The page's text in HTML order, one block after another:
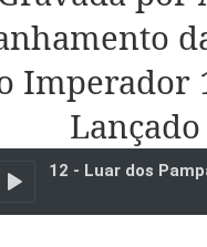
Imperador